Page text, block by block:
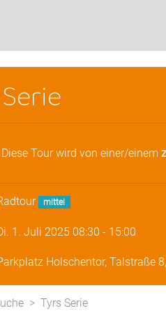
Diese Tour wird von einer/einem
mittel
1. Juli 2025 08:30 - 15:00
Holschentor, Talstraße
Tyrs Serie